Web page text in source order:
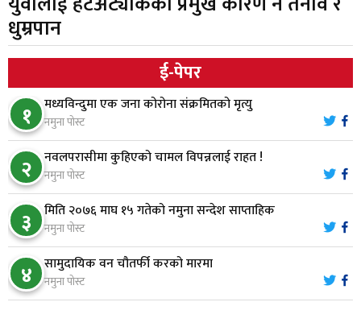
६
गैँडाको आतंकः बगुवनमा किसानको धानबाली नष्ट,
७
स्थापनाको एक दशकपछि विनयी त्रिवेणीको आफ्नै
प्रशासकीय भवनको शिलान्यास
८
भरतपुर अस्पतालद्वारा आइसियुमा प्रतिक्षारत बिरामीको
नाम ‘डिस्प्ले बोर्ड’मा
९ नारायणघाट–बुटवल सडकमा ‘क्यानोपी ब्रिज’ निर्माण
१०
मौलाकालिकाको १८८२ खुड्किला : आस्था र आरोग्यको‘
धुम्रपान
ई-पेपर
१ मध्यविन्दुमा एक जना कोरोना संक्रमितको मृत्यु
नमुना पोस्ट
२ नवलपरासीमा कुहिएको चामल विपन्नलाई राहत !
नमुना पोस्ट
३ मिति २०७६ माघ १५ गतेको नमुना सन्देश साप्ताहिक
नमुना पोस्ट
४ सामुदायिक वन चौतर्फी करको मारमा
नमुना पोस्ट